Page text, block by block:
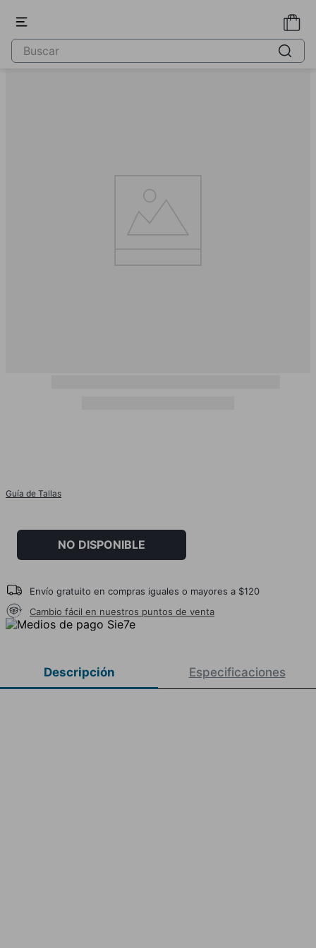
Guía de Tallas
NO DISPONIBLE
Envío gratuito en compras iguales o mayores a $120
Cambio fácil en nuestros puntos de venta
Descripción Especificaciones